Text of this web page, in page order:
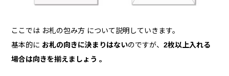
ここでは お札の包み方 について説明していきます。
基本的に お札の向きに決まりはないのですが、2枚以上入れる
場合は向きを揃えましょう 。